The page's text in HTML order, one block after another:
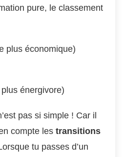
pure, le classement
plus économique)
énergivore)
pas si simple ! Car il
compte les transitions
tu passes d’un